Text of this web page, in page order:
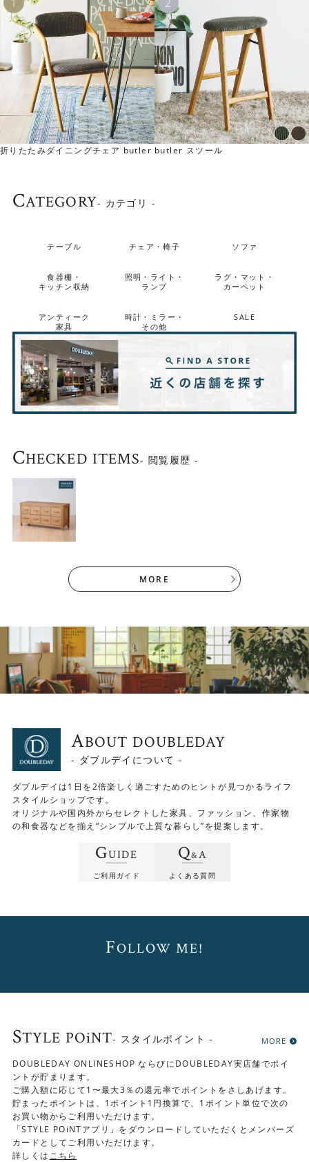
たくさんの引き出しがあるので抜群の収納力です。
取っ手は、直線的なシンプルデザイン。持ちやすいよう、
くぼみが入っています。
引き出しの開閉もスムーズ
上段は見た目にこだわった吊桟タイプ、下段には滑らかに
が重くなりやすい下段は、開閉がスムーズにおこなえる工
折りたたみダイニングチェア butler butler スツール
CATEGORY- カテゴリ -
テーブル チェア・椅子 ソファ
食器棚・
キッチン収納
照明・ライト・
ランプ
ラグ・マット・
カーペット
アンティーク
家具
時計・ミラー・
その他
SALE
CHECKED ITEMS- 閲覧履歴 -
MORE
ABOUT DOUBLEDAY
- ダブルデイについて -
ダブルデイは1日を2倍楽しく過ごすためのヒントが見つかるライフ
スタイルショップです。
オリジナルや国内外からセレクトした家具、ファッション、作家物
の和食器などを揃え“シンプルで上質な暮らし”を提案します。
GUIDE
ご利用ガイド
Q&A
よくある質問
FOLLOW ME!
STYLE POiNT- スタイルポイント - MORE
DOUBLEDAY ONLINESHOP ならびにDOUBLEDAY実店舗でポイ
ントが貯まります。
ご購入額に応じて1〜最大3％の還元率でポイントをさしあげます。
貯まったポイントは、1ポイント1円換算で、1ポイント単位で次の
お買い物からご利用いただけます。
「STYLE POiNTアプリ」をダウンロードしていただくとメンバーズ
カードとしてご利用いただけます。
詳しくは こちら